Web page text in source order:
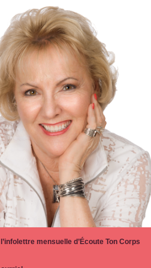
mensuelle d’Écoute Ton Corps